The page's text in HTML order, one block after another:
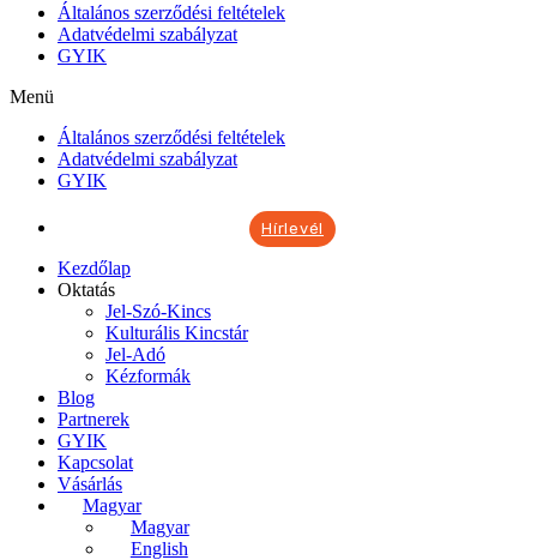
Általános szerződési feltételek
Adatvédelmi szabályzat
GYIK
Menü
Általános szerződési feltételek
Adatvédelmi szabályzat
GYIK
Hírlevél
Kezdőlap
Oktatás
Jel-Szó-Kincs
Kulturális Kincstár
Jel-Adó
Kézformák
Blog
Partnerek
GYIK
Kapcsolat
Vásárlás
Magyar
Magyar
English